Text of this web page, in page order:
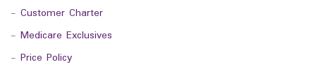
- Customer Charter
- Medicare Exclusives
- Price Policy